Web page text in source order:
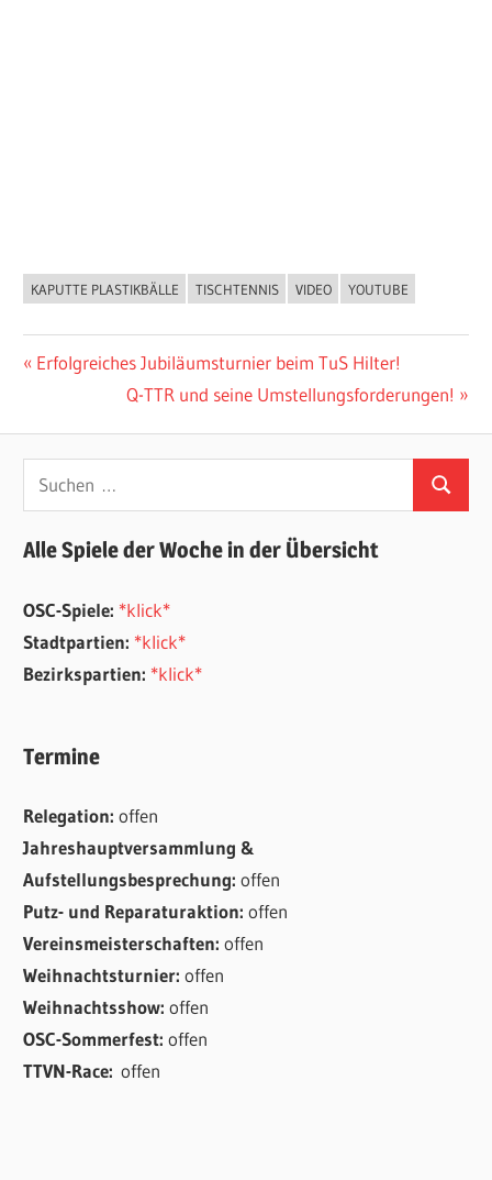
ALLGEMEIN
KAPUTTE PLASTIKBÄLLE TISCHTENNIS VIDEO YOUTUBE
Beitragsnavigation
Vorheriger
Erfolgreiches Jubiläumsturnier beim TuS Hilter!
Nächster
Q-TTR und seine Umstellungsforderungen!
Suchen
nach:
Suchen
Alle Spiele der Woche in der Übersicht
OSC-Spiele: *klick*
Stadtpartien: *klick*
Bezirkspartien: *klick*
Termine
Relegation:offen
Jahreshauptversammlung &
Aufstellungsbesprechung:offen
Putz- und Reparaturaktion:offen
Vereinsmeisterschaften:offen
Weihnachtsturnier:offen
Weihnachtsshow:offen
OSC-Sommerfest:offen
TTVN-Race:offen